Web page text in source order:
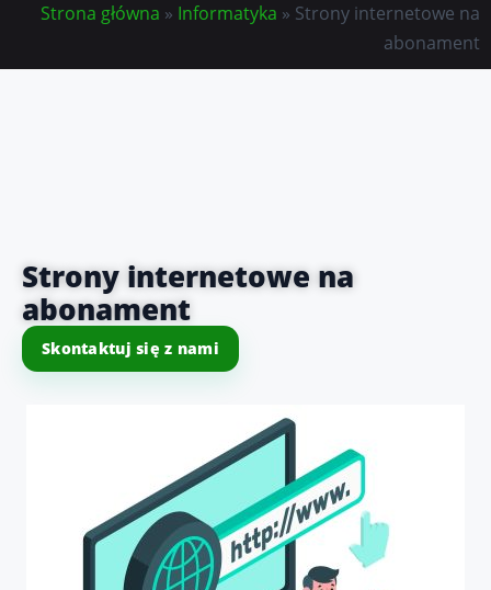
Strona główna » Informatyka » Strony internetowe na
abonament
Strony internetowe na
abonament
Skontaktuj się z nami